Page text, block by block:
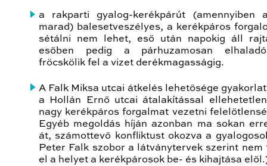
a rakparti gyalog-kerékpárút (amennyiben
marad) balesetveszélyes, a kerékpáros
sétálni nem lehet, eső után napokig áll
esőben pedig a párhuzamosan
fröcskölik fel a vizet derékmagasságig.
A Falk Miksa utcai átkelés lehetősége
a Hollán Ernő utcai átalakítással
nagy kerékpáros forgalmat vezetni
Egyéb megoldás híján azonban ma sokan
át, számottevő konfliktust okozva a
Peter Falk szobor a látványtervek szerint nem
el a helyet a kerékpárosok be- és kihajtása